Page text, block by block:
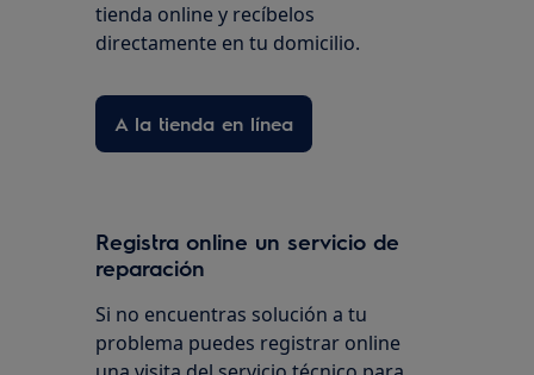
tienda online y recíbelos
directamente en tu domicilio.
A la tienda en línea
Registra online un servicio de
reparación
Si no encuentras solución a tu
problema puedes registrar online